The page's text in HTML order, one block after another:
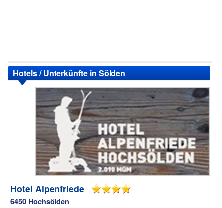
Hotels / Unterkünfte in Sölden
Hotel Alpenfriede
6450 Hochsölden